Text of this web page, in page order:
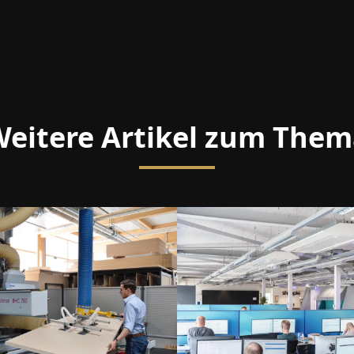
Artikel zum